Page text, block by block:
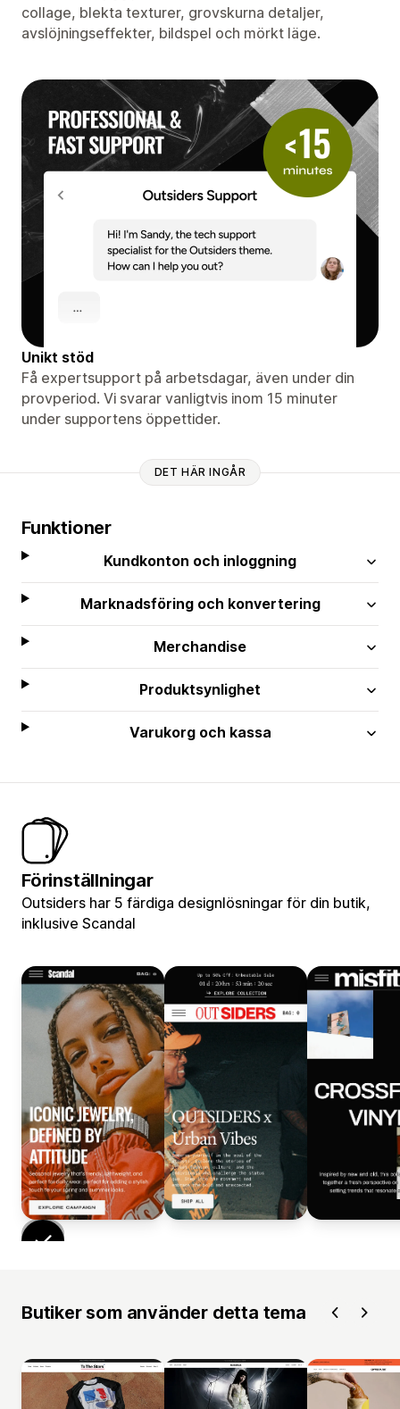
collage, blekta texturer, grovskurna detaljer,
avslöjningseffekter, bildspel och mörkt läge.
Unikt stöd
Få expertsupport på arbetsdagar, även under din
provperiod. Vi svarar vanligtvis inom 15 minuter
under supportens öppettider.
DET HÄR INGÅR
Funktioner
Kundkonton och inloggning
Marknadsföring och konvertering
Merchandise
Produktsynlighet
Varukorg och kassa
Förinställningar
Outsiders har 5 färdiga designlösningar för din butik,
inklusive Scandal
Butiker som använder detta tema